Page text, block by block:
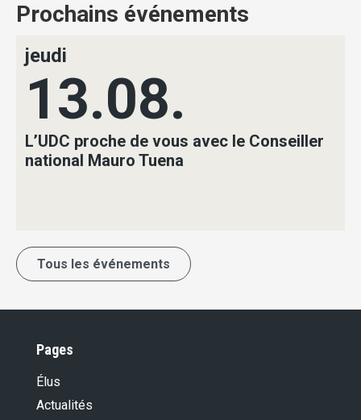
Prochains événements
jeudi
13.08.
L’UDC proche de vous avec le Conseiller
national Mauro Tuena
Tous les événements
Pages
Élus
Actualités